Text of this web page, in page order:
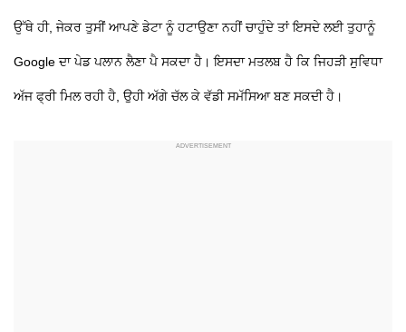
ਉੱਥੇ ਹੀ, ਜੇਕਰ ਤੁਸੀਂ ਆਪਣੇ ਡੇਟਾ ਨੂੰ ਹਟਾਉਣਾ ਨਹੀਂ ਚਾਹੁੰਦੇ ਤਾਂ ਇਸਦੇ ਲਈ ਤੁਹਾਨੂੰ
Google ਦਾ ਪੇਡ ਪਲਾਨ ਲੈਣਾ ਪੈ ਸਕਦਾ ਹੈ। ਇਸਦਾ ਮਤਲਬ ਹੈ ਕਿ ਜਿਹੜੀ ਸੁਵਿਧਾ
ਅੱਜ ਫ੍ਰੀ ਮਿਲ ਰਹੀ ਹੈ, ਉਹੀ ਅੱਗੇ ਚੱਲ ਕੇ ਵੱਡੀ ਸਮੱਸਿਆ ਬਣ ਸਕਦੀ ਹੈ।